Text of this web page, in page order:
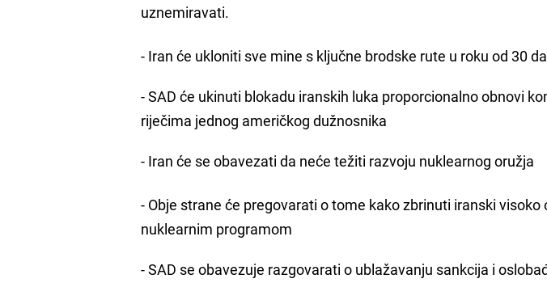
uznemiravati.
- Iran će ukloniti sve mine s ključne brodske rute u roku od 30
- SAD će ukinuti blokadu iranskih luka proporcionalno obnovi
riječima jednog američkog dužnosnika
- Iran će se obavezati da neće težiti razvoju nuklearnog oružja
- Obje strane će pregovarati o tome kako zbrinuti iranski
nuklearnim programom
- SAD se obavezuje razgovarati o ublažavanju sankcija i